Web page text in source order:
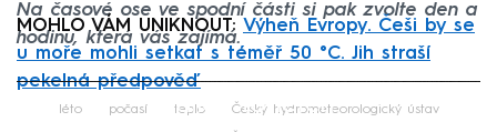
Na časové ose ve spodní části si pak zvolte den a
hodinu, která vás zajímá.
MOHLO VÁM UNIKNOUT: Výheň Evropy. Češi by se
u moře mohli setkat s téměř 50 °C. Jih straší
pekelná předpověď
Failed to fetch
léto počasí teplo Český hydrometeorologický ústav